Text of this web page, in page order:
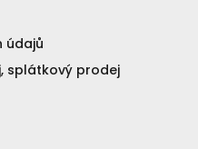
údajů
splátkový prodej